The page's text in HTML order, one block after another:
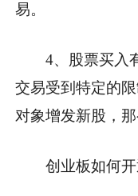
易。
4、股票买入
交易受到特定的
对象增发新股，
创业板如何开